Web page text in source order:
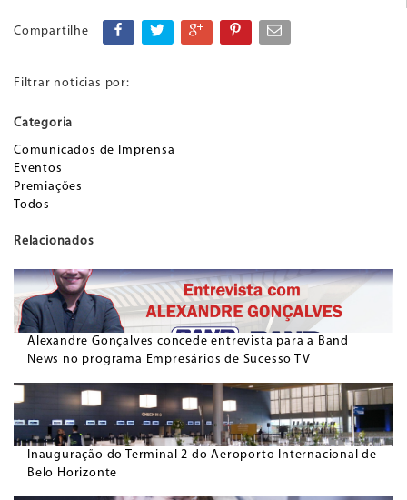
Compartilhe
Filtrar noticias por:
Categoria
Comunicados de Imprensa
Eventos
Premiações
Todos
Relacionados
Alexandre Gonçalves concede entrevista para a Band
News no programa Empresários de Sucesso TV
Inauguração do Terminal 2 do Aeroporto Internacional de
Belo Horizonte